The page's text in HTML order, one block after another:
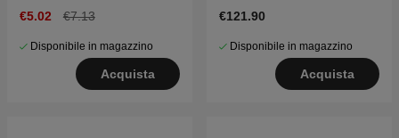
€5.02
€7.13
Disponibile in magazzino
Acquista
€121.90
Disponibile in magazzino
Acquista